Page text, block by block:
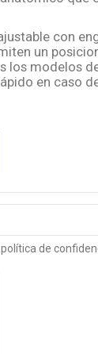
con
un
modelos
en caso
de